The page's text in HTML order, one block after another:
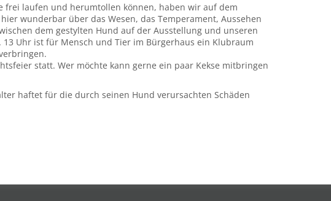
frei laufen und herumtollen können, haben wir auf dem
wunderbar über das Wesen, das Temperament, Aussehen
dem gestylten Hund auf der Ausstellung und unseren
Uhr ist für Mensch und Tier im Bürgerhaus ein Klubraum
statt. Wer möchte kann gerne ein paar Kekse mitbringen
haftet für die durch seinen Hund verursachten Schäden